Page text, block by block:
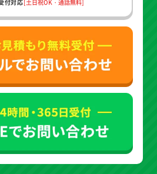
付対応[土日祝OK・通話無料]